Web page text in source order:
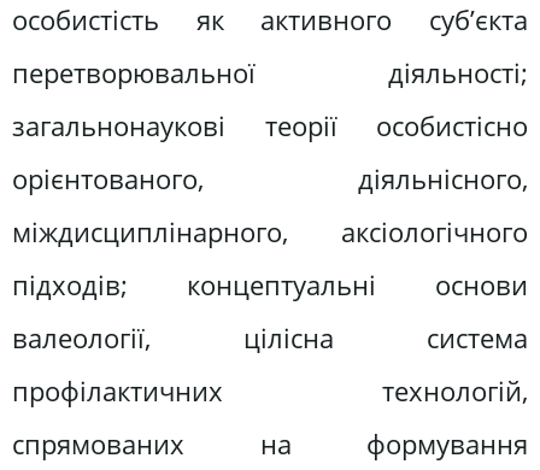
особистість як активного суб’єкта
перетворювальної діяльності;
загальнонаукові теорії особистісно
орієнтованого, діяльнісного,
міждисциплінарного, аксіологічного
підходів; концептуальні основи
валеології, цілісна система
профілактичних технологій,
спрямованих на формування